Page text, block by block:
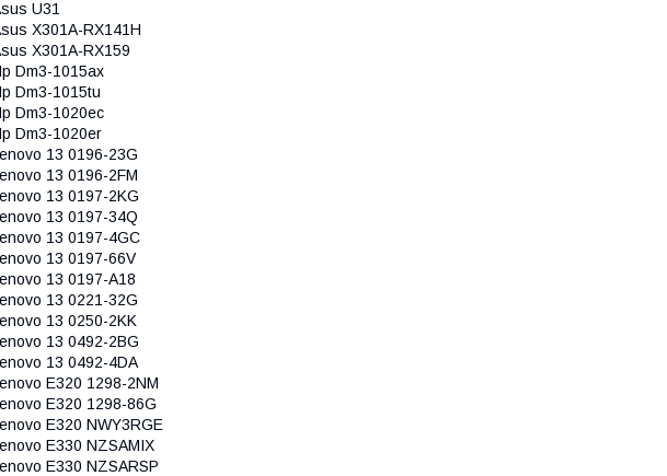
U31
X301A-RX141H
X301A-RX159
Dm3-1015ax
Dm3-1015tu
Dm3-1020ec
Dm3-1020er
13 0196-23G
13 0196-2FM
13 0197-2KG
13 0197-34Q
13 0197-4GC
13 0197-66V
13 0197-A18
13 0221-32G
13 0250-2KK
13 0492-2BG
13 0492-4DA
E320 1298-2NM
E320 1298-86G
E320 NWY3RGE
E330 NZSAMIX
E330 NZSARSP